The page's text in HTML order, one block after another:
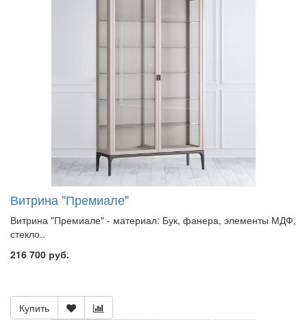
Витрина "Премиале"
Витрина "Премиале" - материал: Бук, фанера, элементы МДФ,
стекло..
216 700 руб.
Купить